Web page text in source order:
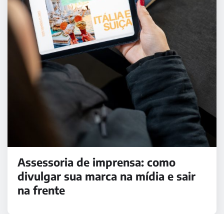
Assessoria de imprensa: como
divulgar sua marca na mídia e sair
na frente